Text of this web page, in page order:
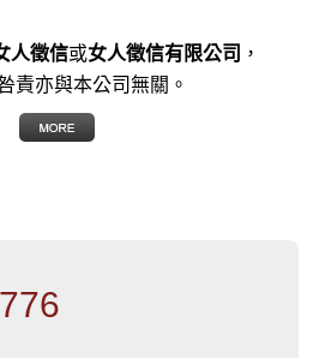
人徵信或女人徵信有限公司 ，
責亦與本公司無關。